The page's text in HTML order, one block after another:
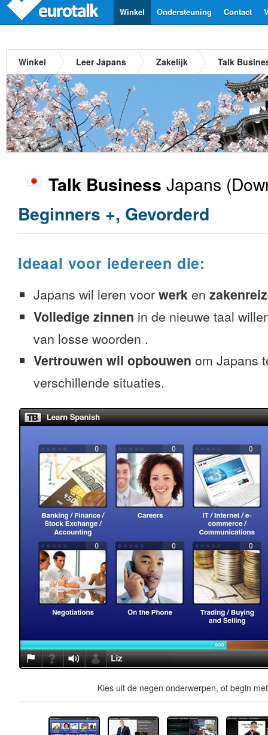
Contact
Ondersteuning
Winkel
Winkel Leer Japans Zakelijk Talk
Talk Business Japans
Beginners +, Gevorderd
Ideaal voor iedereen die:
Japans wil leren voor werk en
Volledige zinnen in de nieuwe taal
van losse woorden .
Vertrouwen wil opbouwen om Japans
verschillende situaties.
Kies uit de negen onderwerpen, of begin